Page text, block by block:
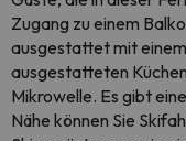
Zugang zu einem
ausgestattet mit
ausgestatteten
Mikrowelle. Es gibt
Nähe können Sie